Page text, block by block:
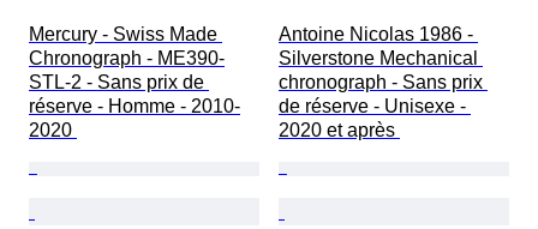
Mercury - Swiss Made
Chronograph - ME390-
STL-2 - Sans prix de
réserve - Homme - 2010-
2020
Antoine Nicolas 1986 -
Silverstone Mechanical
chronograph - Sans prix
de réserve - Unisexe -
2020 et après